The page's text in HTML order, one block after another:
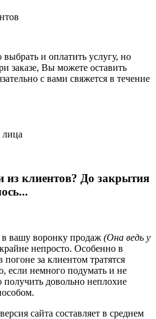
и оплатить услугу, но
заказе, Вы можете оставить
с вами свяжется в течение
лица
из клиентов? До закрытия
вашу воронку продаж (Она ведь у
непросто. Особенно в
за клиентом тратятся
если немного подумать и не
получить довольно неплохие
сайта составляет в среднем